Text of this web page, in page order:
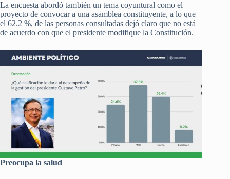
La encuesta abordó también un tema coyuntural como el
proyecto de convocar a una asamblea constituyente, a lo que
el 62.2 %, de las personas consultadas dejó claro que no está
de acuerdo con que el presidente modifique la Constitución.
Preocupa la salud